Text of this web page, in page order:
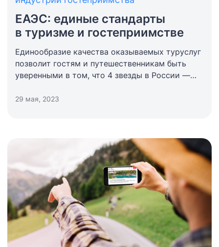
ЕАЭС: единые стандарты
в туризме и гостеприимстве
Единообразие качества оказываемых туруслуг
позволит гостям и путешественникам быть
уверенными в том, что 4 звезды в России —
остальных странах Союза.
29 мая, 2023